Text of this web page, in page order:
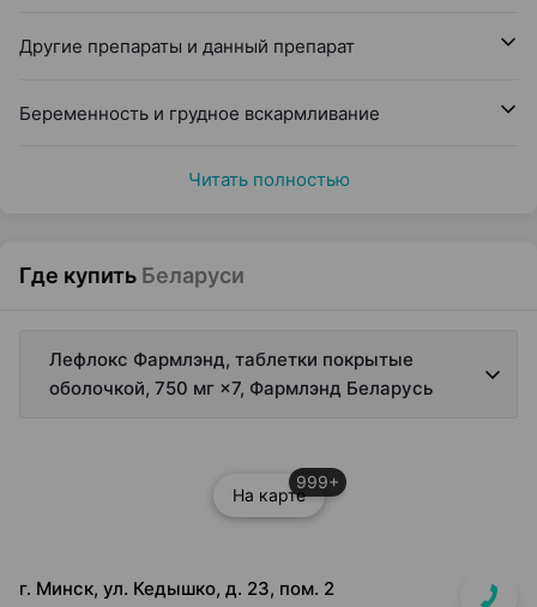
Другие препараты и данный препарат
Беременность и грудное вскармливание
Читать полностью
Где купить Беларуси
Лефлокс Фармлэнд, таблетки покрытые
оболочкой, 750 мг ×7, Фармлэнд Беларусь
На карте
999+
г. Минск, ул. Кедышко, д. 23, пом. 2